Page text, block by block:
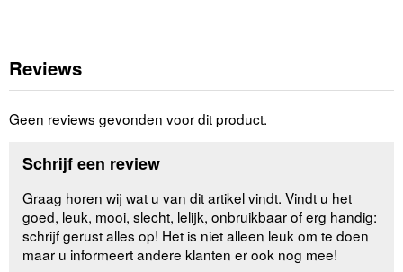
Reviews
Geen reviews gevonden voor dit product.
Schrijf een review
Graag horen wij wat u van dit artikel vindt. Vindt u het
goed, leuk, mooi, slecht, lelijk, onbruikbaar of erg handig:
schrijf gerust alles op! Het is niet alleen leuk om te doen
maar u informeert andere klanten er ook nog mee!